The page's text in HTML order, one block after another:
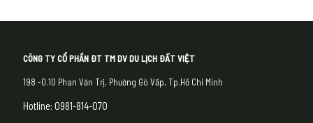
CÔNG TY CỔ PHẦN ĐT TM DV DU LỊCH ĐẤT VIỆT
198 -0.10 Phan Văn Trị, Phường Gò Vấp, Tp.Hồ Chí Minh
Hotline: 0981-814-070